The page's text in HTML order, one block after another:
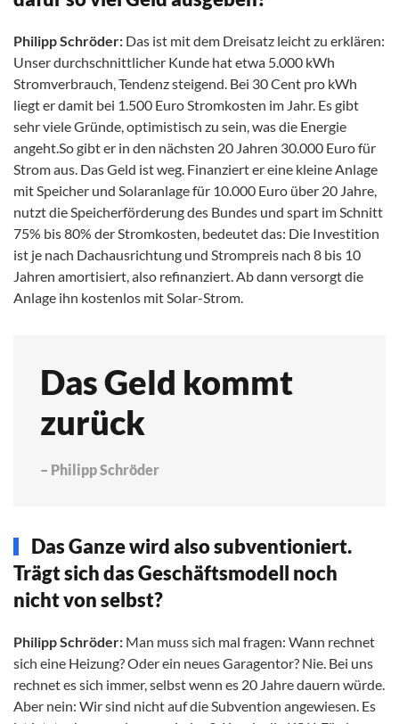
Philipp Schröder: Das ist mit dem Dreisatz leicht zu erklären:
Unser durchschnittlicher Kunde hat etwa 5.000 kWh
Stromverbrauch, Tendenz steigend. Bei 30 Cent pro kWh
liegt er damit bei 1.500 Euro Stromkosten im Jahr. Es gibt
sehr viele Gründe, optimistisch zu sein, was die Energie
angeht.So gibt er in den nächsten 20 Jahren 30.000 Euro für
Strom aus. Das Geld ist weg. Finanziert er eine kleine Anlage
mit Speicher und Solaranlage für 10.000 Euro über 20 Jahre,
nutzt die Speicherförderung des Bundes und spart im Schnitt
75% bis 80% der Stromkosten, bedeutet das: Die Investition
ist je nach Dachausrichtung und Strompreis nach 8 bis 10
Jahren amortisiert, also refinanziert. Ab dann versorgt die
Anlage ihn kostenlos mit Solar-Strom.
Das Geld kommt
zurück
– Philipp Schröder
Das Ganze wird also subventioniert.
Trägt sich das Geschäftsmodell noch
nicht von selbst?
Philipp Schröder: Man muss sich mal fragen: Wann rechnet
sich eine Heizung? Oder ein neues Garagentor? Nie. Bei uns
rechnet es sich immer, selbst wenn es 20 Jahre dauern würde.
Aber nein: Wir sind nicht auf die Subvention angewiesen. Es